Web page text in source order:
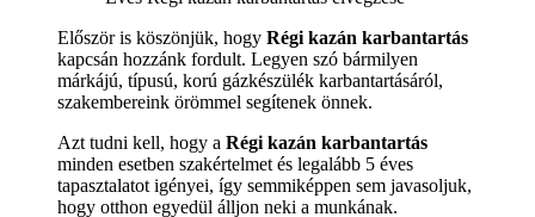
Először is köszönjük, hogy Régi kazán karbantartás
kapcsán hozzánk fordult. Legyen szó bármilyen
márkájú, típusú, korú gázkészülék karbantartásáról,
szakembereink örömmel segítenek önnek.
Azt tudni kell, hogy a Régi kazán karbantartás
minden esetben szakértelmet és legalább 5 éves
tapasztalatot igényei, így semmiképpen sem javasoljuk,
hogy otthon egyedül álljon neki a munkának.